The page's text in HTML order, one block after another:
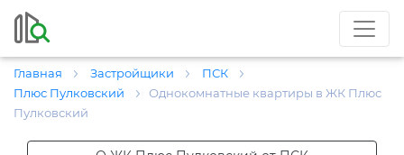
Главная Застройщики
ПСК
Плюс Пулковский
Однокомнатные квартиры в ЖК Плюс
Пулковский